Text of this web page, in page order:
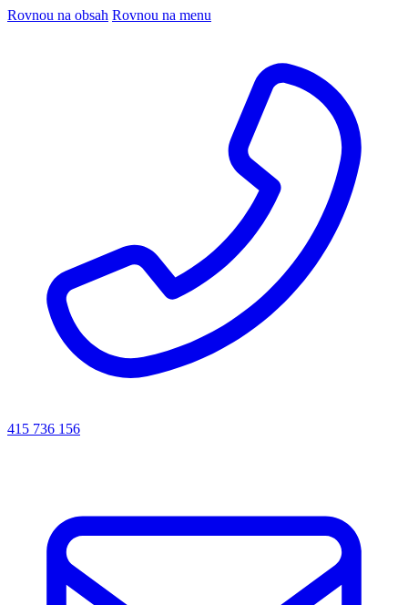
Rovnou na obsah Rovnou na menu
415 736 156